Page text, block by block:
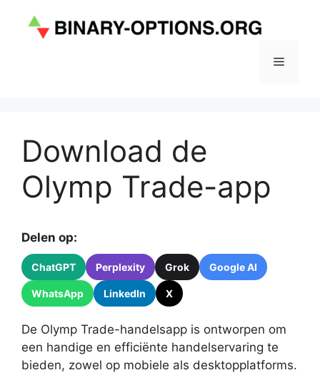
Menu
Download de
Olymp Trade-app
Delen op:
ChatGPT Perplexity Grok Google AI
WhatsApp LinkedIn X
De Olymp Trade-handelsapp is ontworpen om
een ​​handige en efficiënte handelservaring te
bieden, zowel op mobiele als desktopplatforms.